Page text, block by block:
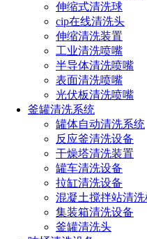
伸缩式清洗球
cip在线清洗头
伸缩清洗装置
工业清洗喷嘴
半导体清洗喷嘴
表面清洗喷嘴
光伏板清洗喷嘴
釜罐清洗系统
罐体自动清洗系统
反应釜清洗设备
干燥塔清洗装置
罐车清洗设备
拉缸清洗设备
混凝土搅拌站清洗
集装箱清洗设备
釜罐清洗头
如果需要更具体的价格
点击免费获
如您对长原产品有采购或
或加微信沟通！电话：191-
上一篇： 工厂车间加湿系统
下一篇： 草坪喷灌系统喷头
热门文章